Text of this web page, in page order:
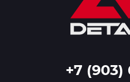
+7 (903)